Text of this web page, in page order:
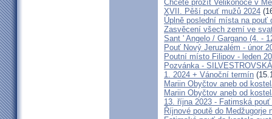
Chcete prožít Velikonoce v
XVII. Pěší pouť mužů 2024
Úplně poslední místa na pouť
Zasvěcení všech zemí ve
Sant ' Angelo / Gargano (4. -
Pouť Nový Jeruzalém - únor
Poutní místo Filipov - leden
Pozvánka -
1. 2024 + Vánoční termín
Mariin Obyčtov aneb od
Mariin Obyčtov aneb od
13. října 2023 - Fatimská
Říjnové poutě do Medžugorje